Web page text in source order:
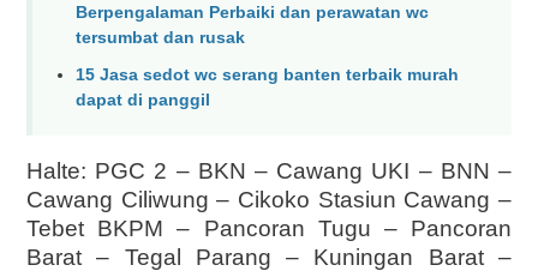
Berpengalaman Perbaiki dan perawatan wc
tersumbat dan rusak
15 Jasa sedot wc serang banten terbaik murah
dapat di panggil
Halte: PGC 2 – BKN – Cawang UKI – BNN –
Cawang Ciliwung – Cikoko Stasiun Cawang –
Tebet BKPM – Pancoran Tugu – Pancoran
Barat – Tegal Parang – Kuningan Barat –